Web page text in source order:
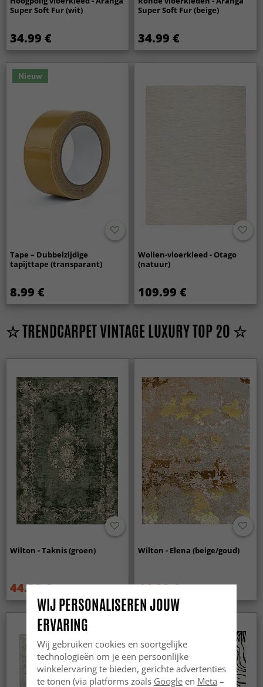
Super Soft Fur (wit)
34.99 €
Super Soft Fur (beige)
34.99 €
Nieuw
Tape – Dubbelzijdige
tapijttape (transparant)
8.99 €
Wollen-vloerkleed - Otago
(natuur)
109.99 €
☆ TRENDCARPET VINTAGE LUXURY TOP 20 ☆
Wilton - Taknis (groen)
44.99 €
Wilton - Elena (beige/goud)
44.99 €
WIJ PERSONALISEREN JOUW
ERVARING
Wij gebruiken cookies en soortgelijke
technologieën om je een persoonlijke
winkelervaring te bieden, gerichte advertenties
te tonen (via platforms zoals Googleen Meta –